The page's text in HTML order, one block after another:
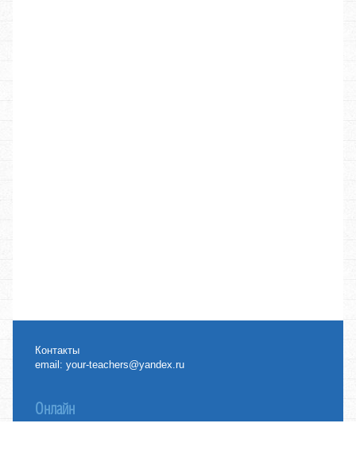
Контакты
email:your-teachers@yandex.ru
Онлайн